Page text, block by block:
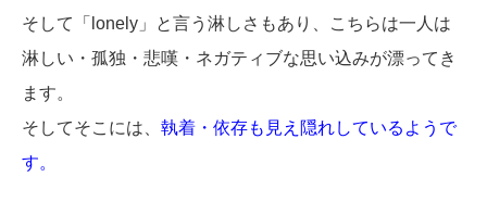
そして「lonely」と言う淋しさもあり、こちらは一人は
淋しい・孤独・悲嘆・ネガティブな思い込みが漂ってき
ます。
そしてそこには、 執着・依存も見え隠れしているようで
す。